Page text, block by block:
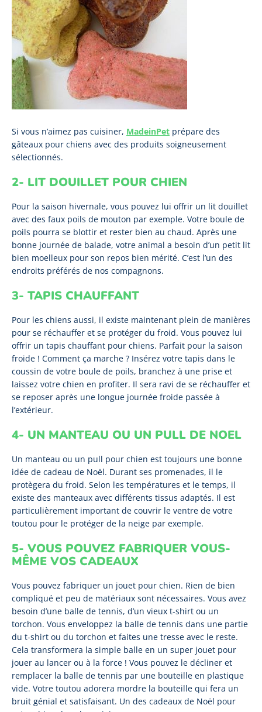
Si vous n’aimez pas cuisiner, MadeinPet prépare des
gâteaux pour chiens avec des produits soigneusement
sélectionnés.
2- LIT DOUILLET POUR CHIEN
Pour la saison hivernale, vous pouvez lui offrir un lit douillet
avec des faux poils de mouton par exemple. Votre boule de
poils pourra se blottir et rester bien au chaud. Après une
bonne journée de balade, votre animal a besoin d’un petit lit
bien moelleux pour son repos bien mérité. C’est l’un des
endroits préférés de nos compagnons.
3- TAPIS CHAUFFANT
Pour les chiens aussi, il existe maintenant plein de manières
pour se réchauffer et se protéger du froid. Vous pouvez lui
offrir un tapis chauffant pour chiens. Parfait pour la saison
froide ! Comment ça marche ? Insérez votre tapis dans le
coussin de votre boule de poils, branchez à une prise et
laissez votre chien en profiter. Il sera ravi de se réchauffer et
se reposer après une longue journée froide passée à
l’extérieur.
4- UN MANTEAU OU UN PULL DE NOEL
Un manteau ou un pull pour chien est toujours une bonne
idée de cadeau de Noël. Durant ses promenades, il le
protègera du froid. Selon les températures et le temps, il
existe des manteaux avec différents tissus adaptés. Il est
particulièrement important de couvrir le ventre de votre
toutou pour le protéger de la neige par exemple.
5- VOUS POUVEZ FABRIQUER VOUS-
MÊME VOS CADEAUX
Vous pouvez fabriquer un jouet pour chien. Rien de bien
compliqué et peu de matériaux sont nécessaires. Vous avez
besoin d’une balle de tennis, d’un vieux t-shirt ou un
torchon. Vous enveloppez la balle de tennis dans une partie
du t-shirt ou du torchon et faites une tresse avec le reste.
Cela transformera la simple balle en un super jouet pour
jouer au lancer ou à la force ! Vous pouvez le décliner et
remplacer la balle de tennis par une bouteille en plastique
vide. Votre toutou adorera mordre la bouteille qui fera un
bruit génial et satisfaisant. Un des cadeaux de Noël pour